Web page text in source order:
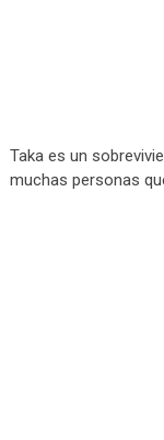
Taka es un
muchas personas